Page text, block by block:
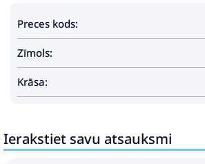
Preces kods:
Zīmols:
Krāsa:
Ierakstiet savu atsauksmi